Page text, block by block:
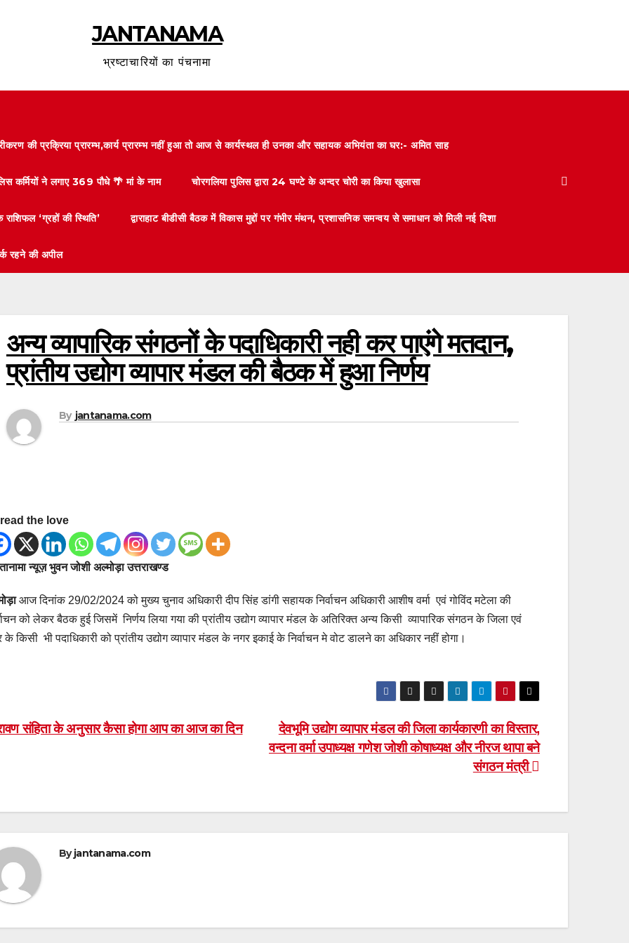
JANTANAMA
भ्रष्टाचारियों का पंचनामा
की प्रक्रिया प्रारम्भ,कार्य प्रारम्भ नहीं हुआ तो आज से कार्यस्थल ही उनका और सहायक अभियंता का घर:- अमित साह
कर्मियों ने लगाए 369 पौधे 🌴 मां के नाम चोरगलिया पुलिस द्वारा 24 घण्टे के अन्दर चोरी का किया खुलासा
‘ग्रहों की स्थिति’ द्वाराहाट बीडीसी बैठक में विकास मुद्दों पर गंभीर मंथन, प्रशासनिक समन्वय से समाधान को मिली नई दिशा
रहने की अपील
अन्य व्यापारिक संगठनों के पदाधिकारी नही कर पाएंगे मतदान,
प्रांतीय उद्योग व्यापार मंडल की बैठक में हुआ निर्णय
By jantanama.com
the love
न्यूज़ भुवन जोशी अल्मोड़ा उत्तराखण्ड
आज दिनांक 29/02/2024 को मुख्य चुनाव अधिकारी दीप सिंह डांगी सहायक निर्वाचन अधिकारी आशीष वर्मा एवं गोविंद मटेला की
को लेकर बैठक हुई जिसमें निर्णय लिया गया की प्रांतीय उद्योग व्यापार मंडल के अतिरिक्त अन्य किसी व्यापारिक संगठन के जिला एवं
के किसी भी पदाधिकारी को प्रांतीय उद्योग व्यापार मंडल के नगर इकाई के निर्वाचन मे वोट डालने का अधिकार नहीं होगा।
देवभूमि उद्योग व्यापार मंडल की जिला कार्यकारणी का विस्तार,
वन्दना वर्मा उपाध्यक्ष गणेश जोशी कोषाध्यक्ष और नीरज थापा बने
संगठन मंत्री
संहिता के अनुसार कैसा होगा आप का आज का दिन
Byjantanama.com